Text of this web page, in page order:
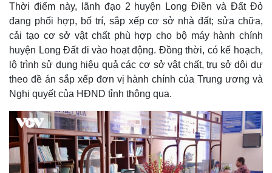
Doanh nghiệp
Thông tin doanh nghiệp
Doanh nhân
Vì cộng đồng
Công nghệ
Sành điệu
Trải nghiệm
Chuyển đổi số
Thời điểm này, lãnh đạo 2 huyện Long Điền và Đất Đỏ
đang phối hợp, bố trí, sắp xếp cơ sở nhà đất; sửa chữa,
cải tạo cơ sở vật chất phù hợp cho bộ máy hành chính
huyện Long Đất đi vào hoạt động. Đồng thời, có kế hoạch,
lộ trình sử dụng hiệu quả các cơ sở vật chất, trụ sở dôi dư
theo đề án sắp xếp đơn vị hành chính của Trung ương và
Nghị quyết của HĐND tỉnh thông qua.